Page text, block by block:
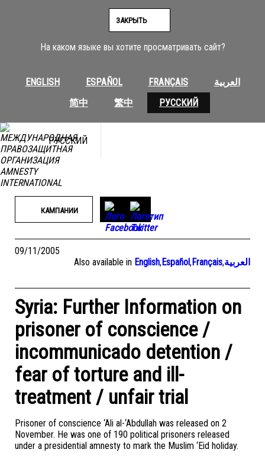
На каком языке вы хотите просматривать сайт?
ENGLISH ESPAÑOL FRANÇAIS
العربية
简中
繁中 РУССКИЙ
ЗАКРЫТЬ
РУССКИЙ
КАМПАНИИ
09/11/2005
Also available in English,Español,Français,العربية
Syria: Further Information on
prisoner of conscience /
incommunicado detention /
fear of torture and ill-
treatment / unfair trial
Prisoner of conscience ‘Ali al-‘Abdullah was released on 2
November. He was one of 190 political prisoners released
under a presidential amnesty to mark the Muslim ‘Eid holiday.